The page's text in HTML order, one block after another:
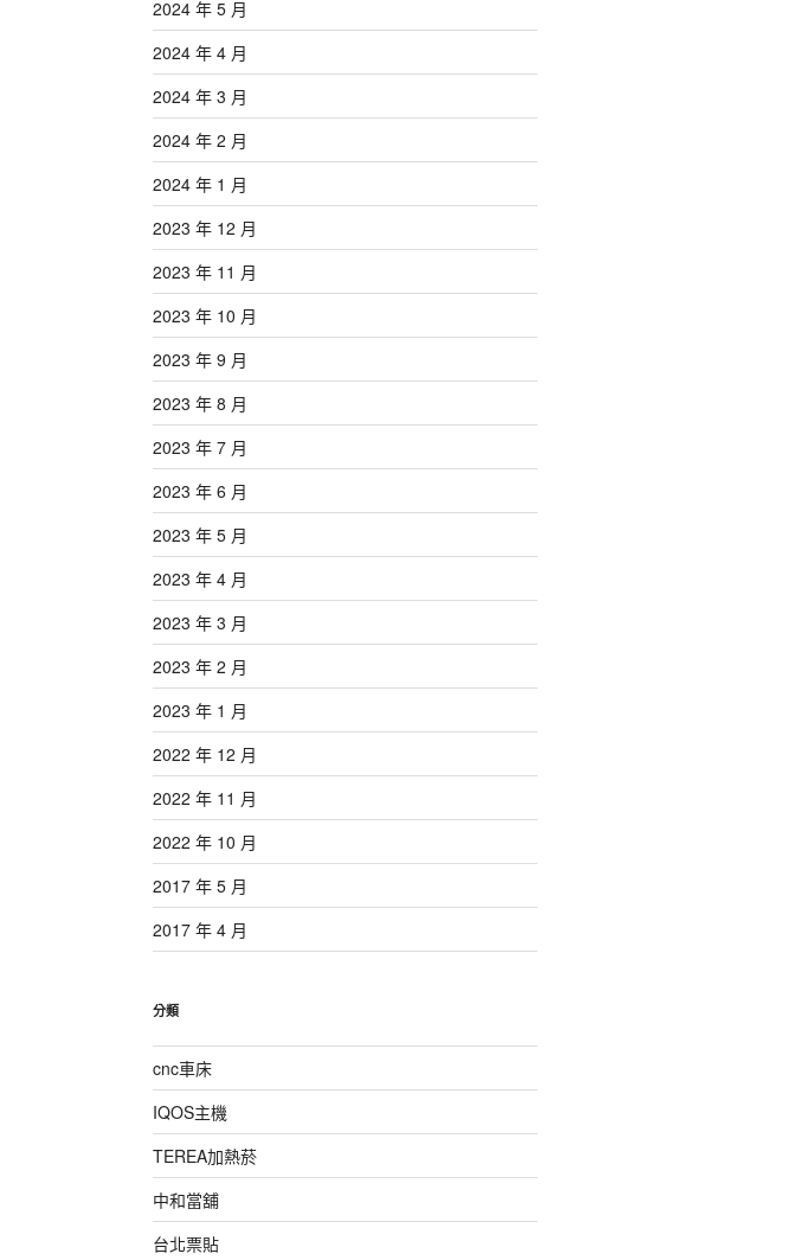
2024 年 5 月
2024 年 4 月
2024 年 3 月
2024 年 2 月
2024 年 1 月
2023 年 12 月
2023 年 11 月
2023 年 10 月
2023 年 9 月
2023 年 8 月
2023 年 7 月
2023 年 6 月
2023 年 5 月
2023 年 4 月
2023 年 3 月
2023 年 2 月
2023 年 1 月
2022 年 12 月
2022 年 11 月
2022 年 10 月
2017 年 5 月
2017 年 4 月
分類
cnc車床
IQOS主機
TEREA加熱菸
中和當舖
台北票貼